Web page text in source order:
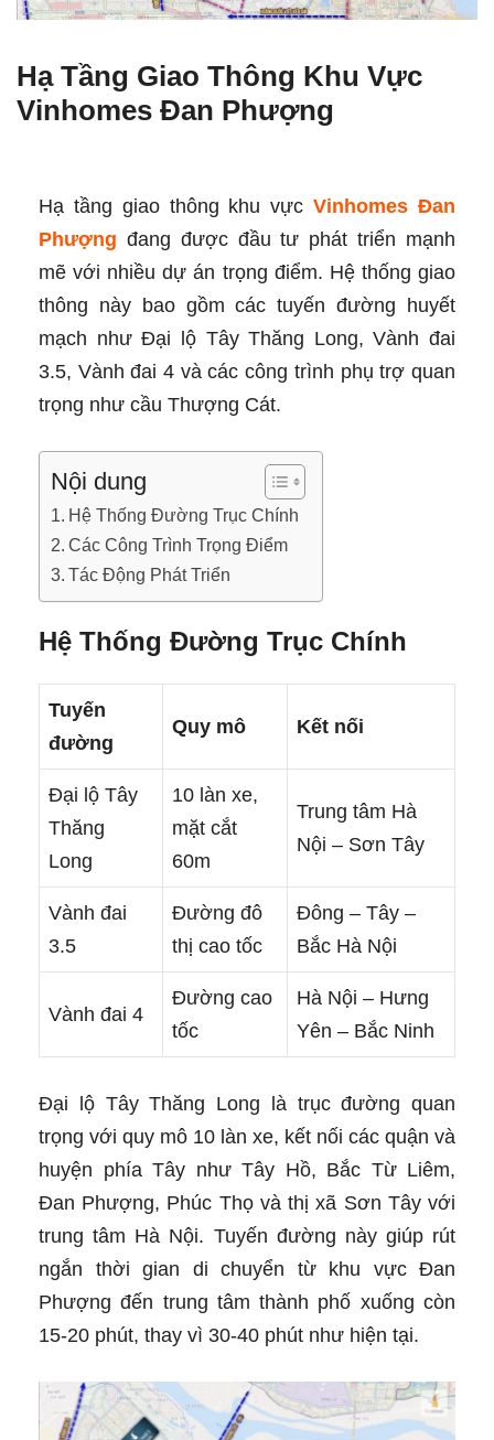
Hạ Tầng Giao Thông Khu Vực
Vinhomes Đan Phượng
Hạ tầng giao thông khu vựcVinhomes Đan
Phượng đang được đầu tư phát triển mạnh
mẽ với nhiều dự án trọng điểm. Hệ thống giao
thông này bao gồm các tuyến đường huyết
mạch như Đại lộ Tây Thăng Long, Vành đai
3.5, Vành đai 4 và các công trình phụ trợ quan
trọng như cầu Thượng Cát.
Nội dung
Hệ Thống Đường Trục Chính
Các Công Trình Trọng Điểm
Tác Động Phát Triển
Hệ Thống Đường Trục Chính
Tuyến
đường
Quy mô Kết nối
Đại lộ Tây
Thăng
Long
10 làn xe,
mặt cắt
60m
Trung tâm Hà
Nội – Sơn Tây
Vành đai
3.5
Đường đô
thị cao tốc
Đông – Tây –
Bắc Hà Nội
Vành đai 4
Đường cao
tốc
Hà Nội – Hưng
Yên – Bắc Ninh
Đại lộ Tây Thăng Long là trục đường quan
trọng với quy mô 10 làn xe, kết nối các quận và
huyện phía Tây như Tây Hồ, Bắc Từ Liêm,
Đan Phượng, Phúc Thọ và thị xã Sơn Tây với
trung tâm Hà Nội. Tuyến đường này giúp rút
ngắn thời gian di chuyển từ khu vực Đan
Phượng đến trung tâm thành phố xuống còn
15-20 phút, thay vì 30-40 phút như hiện tại.